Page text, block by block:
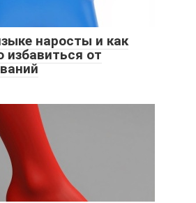
наросты и как
избавиться от